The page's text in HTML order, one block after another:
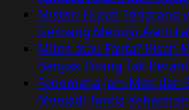
Misteri Hutan Terlarang
Gerbang Menuju Alam
Mitos atau Fakta? Kisah
Banyak Orang Tak
Fenomena Jam Mati dan
Menjadi Tanda